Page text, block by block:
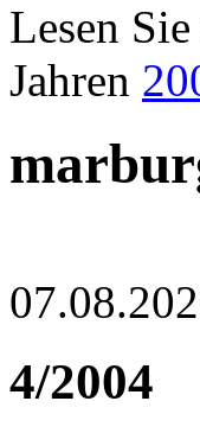
Lesen
Jahren
4/2004